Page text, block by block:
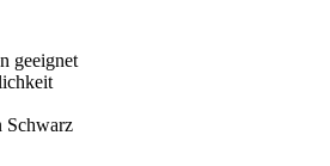
geeignet
Schwarz